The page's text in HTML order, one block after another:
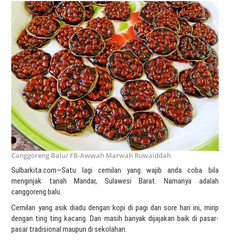
Canggoreng Balu/ FB-Awwah Marwah Ruwaiddah
Sulbarkita.com—Satu lagi cemilan yang wajib anda coba bila
menginjak tanah Mandar, Sulawesi Barat. Namanya adalah
canggoreng balu.
Cemilan yang asik diadu dengan kopi di pagi dan sore hari ini, mirip
dengan ting ting kacang. Dan masih banyak dijajakan baik di pasar-
pasar tradisional maupun di sekolahan.